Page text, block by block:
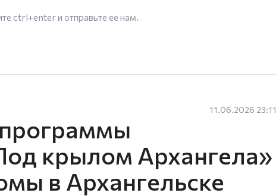
ctrl+enterи отправьте ее нам.
11.06.2026 23:11
крылом Архангела»
в Архангельске